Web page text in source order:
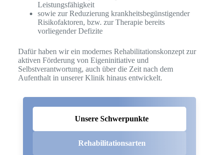
Leistungsfähigkeit
sowie zur Reduzierung krankheitsbegünstigender
Risikofaktoren, bzw. zur Therapie bereits
vorliegender Defizite
Dafür haben wir ein modernes Rehabilitationskonzept zur
aktiven Förderung von Eigeninitiative und
Selbstverantwortung, auch über die Zeit nach dem
Aufenthalt in unserer Klinik hinaus entwickelt.
Unsere Schwerpunkte
Rehabilitationsarten